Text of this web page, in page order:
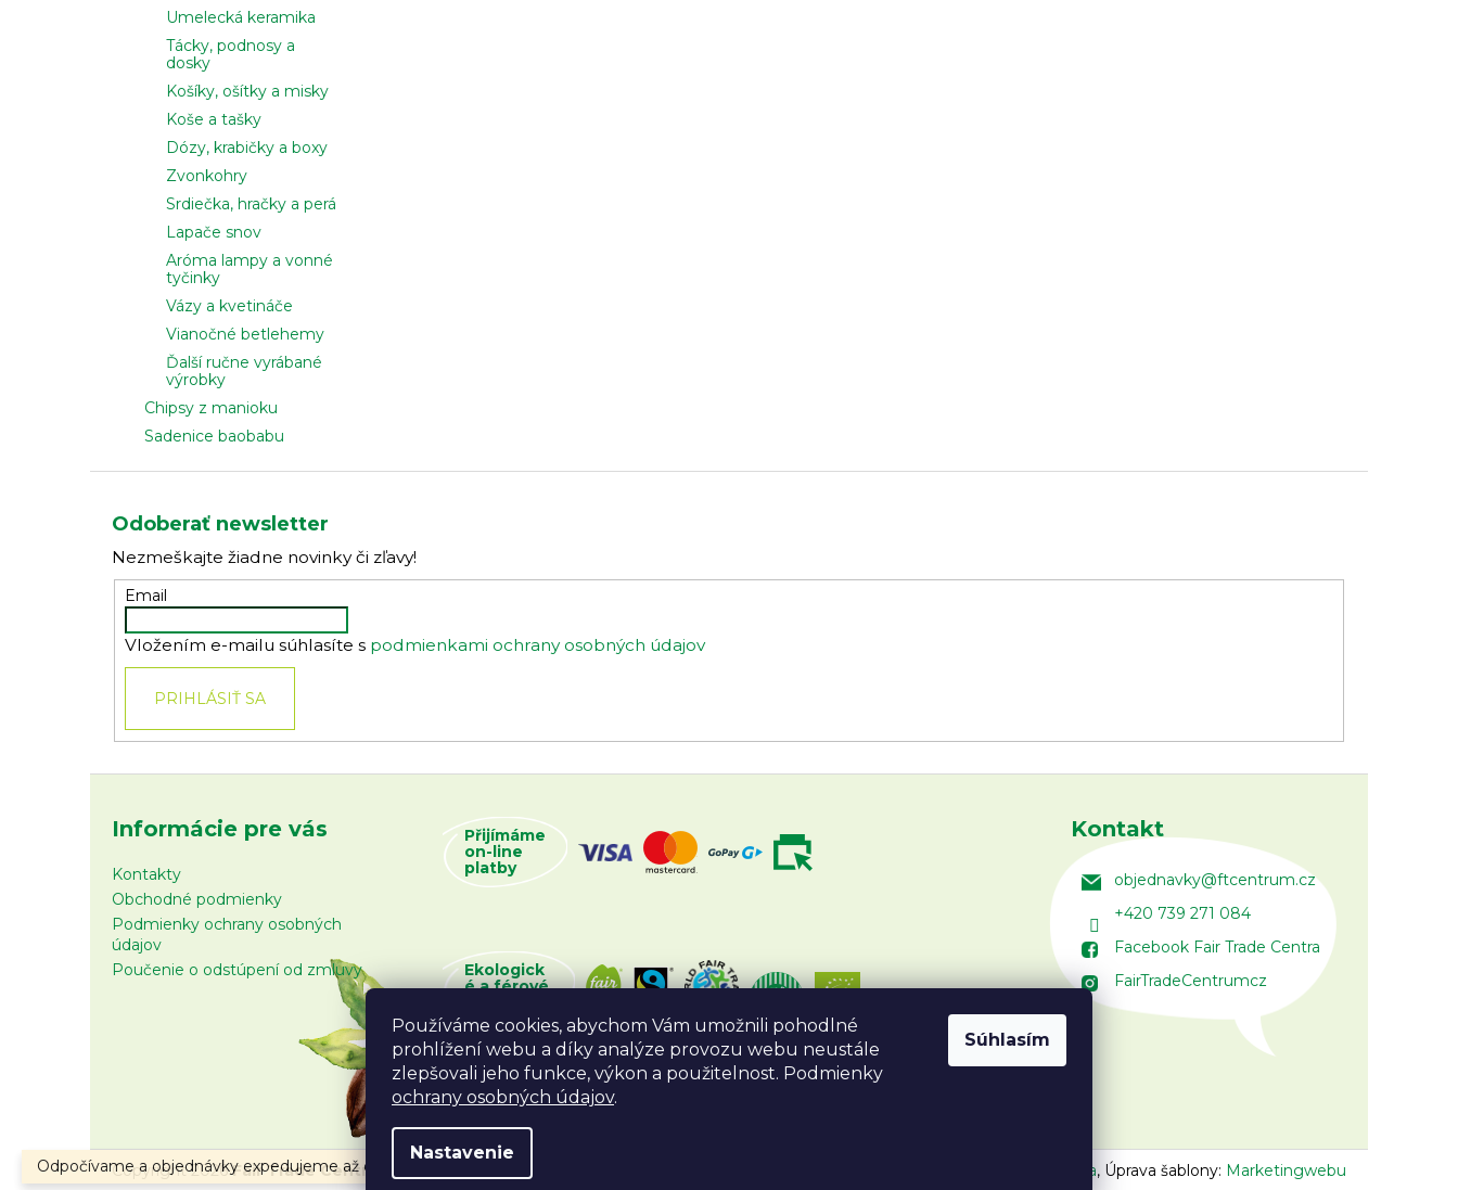
Používáme cookies, abychom Vám umožnili pohodlné
prohlížení webu a díky analýze provozu webu neustále
zlepšovali jeho funkce, výkon a použitelnost. Podmienky
ochrany osobných údajov.
Nastavenie
Súhlasím
Odpočívame a objednávky expedujeme až od 10.8.2026.
Umelecká keramika
Tácky, podnosy a
dosky
Košíky, ošítky a misky
Koše a tašky
Dózy, krabičky a boxy
Zvonkohry
Srdiečka, hračky a perá
Lapače snov
Aróma lampy a vonné
tyčinky
Vázy a kvetináče
Vianočné betlehemy
Ďalší ručne vyrábané
výrobky
Chipsy z manioku
Sadenice baobabu
Odoberať newsletter
Nezmeškajte žiadne novinky či zľavy!
Email
Vložením e-mailu súhlasíte s podmienkami ochrany osobných údajov
PRIHLÁSIŤ SA
Informácie pre vás
Kontakty
Obchodné podmienky
Podmienky ochrany osobných
údajov
Poučenie o odstúpení od zmluvy
Přijímáme
on-line
platby
Ekologick
é a férové
Kontakt
objednavky@ftcentrum.cz
+420 739 271 084
Facebook Fair Trade Centra
FairTradeCentrumcz
Vojtěch Lunga, Úprava šablony: Marketingwebu
Copyright 2026Fair Trade Centrum . Všetky práva vyhradené.